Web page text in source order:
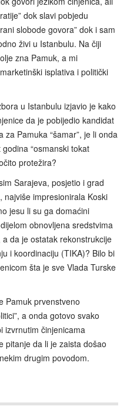
dok slavi pobjedu
slobode govora” dok i sam
živi u Istanbulu. Na čiji
zna Pamuk, a mi
isplativa i politički
u Istanbulu izjavio je kako
da je pobijedio kandidat
Pamuka “šamar”, je li onda
“osmanski tokat
protežira?
Sarajeva, posjetio i grad
najviše impresionirala Koski
jesu li su ga domaćini
obnovljena sredstvima
da je ostatak rekonstrukcije
i koordinaciju (TIKA)? Bilo bi
šta je sve Vlada Turske
Pamuk prvenstveno
a onda gotovo svako
izvrnutim činjenicama
pitanje da li je zaista došao
drugim povodom.